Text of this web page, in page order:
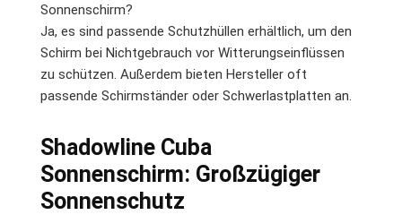
Sonnenschirm?
Ja, es sind passende Schutzhüllen erhältlich, um den
Schirm bei Nichtgebrauch vor Witterungseinflüssen
zu schützen. Außerdem bieten Hersteller oft
passende Schirmständer oder Schwerlastplatten an.
Shadowline Cuba
Sonnenschirm: Großzügiger
Sonnenschutz